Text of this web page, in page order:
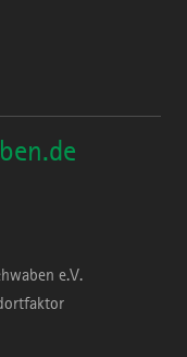
e.V.